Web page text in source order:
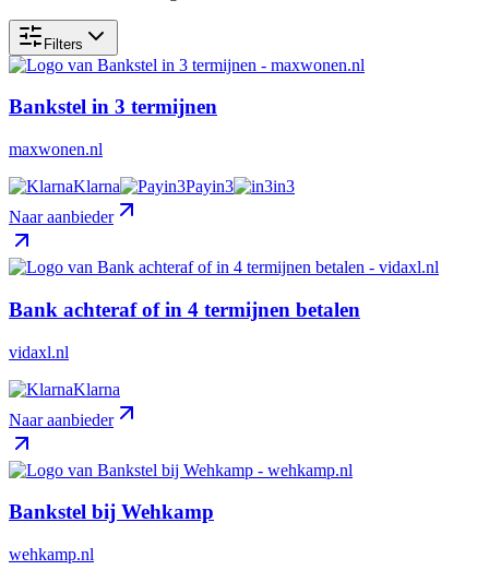
Filters
Bankstel in 3 termijnen
maxwonen.nl
Klarna
Payin3
in3
Naar aanbieder
Bank achteraf of in 4 termijnen betalen
vidaxl.nl
Klarna
Naar aanbieder
Bankstel bij Wehkamp
wehkamp.nl